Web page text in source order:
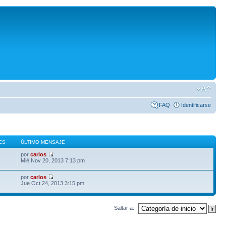
FAQ Identificarse
ÚLTIMO MENSAJE
porcarlos
Mié Nov 20, 2013 7:13 pm
porcarlos
Jue Oct 24, 2013 3:15 pm
Saltar a: